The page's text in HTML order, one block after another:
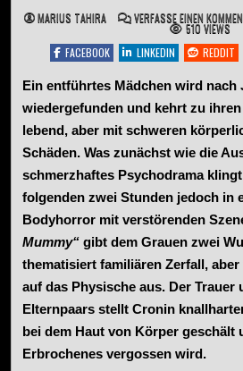
MARIUS TAHIRA VERFASSE EINEN
510VIEWS
FACEBOOK
LINKEDIN REDDIT
Ein entführtes Mädchen wird nach
wiedergefunden und kehrt zu
lebend, aber mit schweren
Schäden. Was zunächst wie die
schmerzhaftes Psychodrama
folgenden zwei Stunden jedoch in
Bodyhorror mit verstörenden
Mummy“ gibt dem Grauen zwei
thematisiert familiären Zerfall,
auf das Physische aus. Der Trauer
Elternpaars stellt Cronin
bei dem Haut von Körper
Erbrochenes vergossen wird.